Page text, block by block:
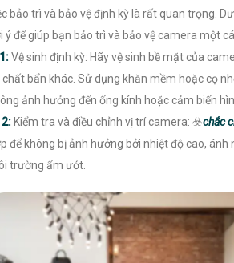
bảo trì và bảo vệ định kỳ là rất quan trọng.
ý để giúp bạn bảo trì và bảo vệ camera một
1:Vệ sinh định kỳ: Hãy vệ sinh bề mặt của
chất bẩn khác. Sử dụng khăn mềm hoặc cọ
ảnh hưởng đến ống kính hoặc cảm biến
2: Kiểm tra và điều chỉnh vị trí camera: ☣️chắc
để không bị ảnh hưởng bởi nhiệt độ cao,
trường ẩm ướt.